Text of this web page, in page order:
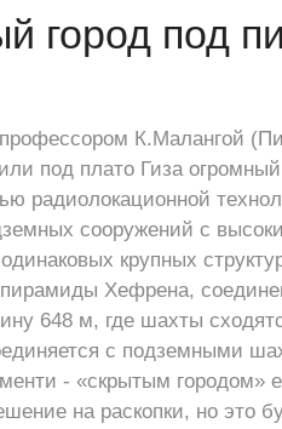
город под
К.Малангой
под плато Гиза
радиолокационной
сооружений с
крупных
Хефрена,
648 м, где шахты
с подземными
- «скрытым городом»
на раскопки, но это